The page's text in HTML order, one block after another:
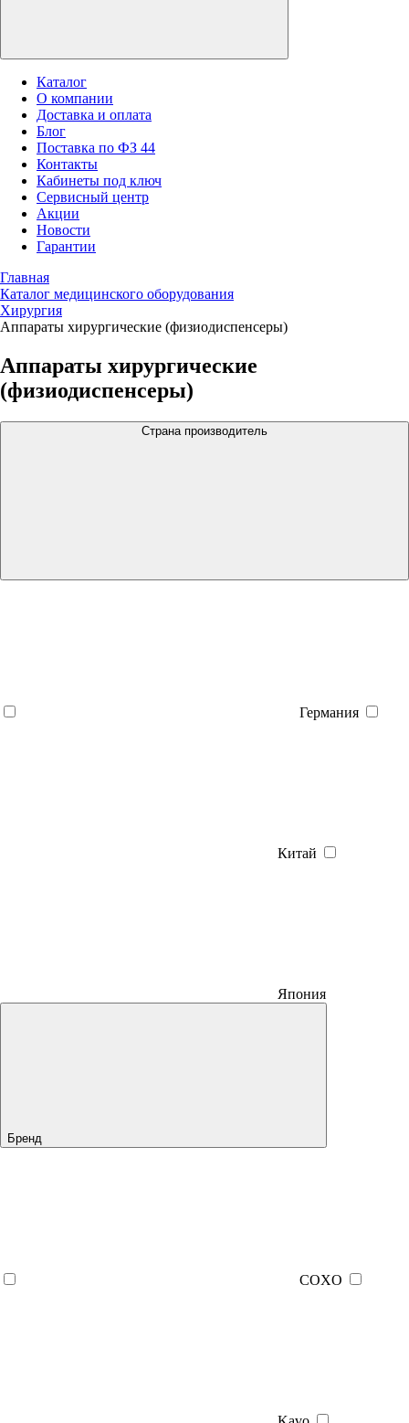
Каталог
О компании
Доставка и оплата
Блог
Поставка по ФЗ 44
Контакты
Кабинеты под ключ
Сервисный центр
Акции
Новости
Гарантии
Главная
Каталог медицинского оборудования
Хирургия
Аппараты хирургические (физиодиспенсеры)
Аппараты хирургические
(физиодиспенсеры)
Страна производитель
Германия
Китай
Япония
Бренд
COXO